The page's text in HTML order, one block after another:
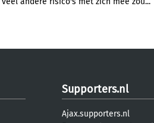
Supporters.nl
Ajax.supporters.nl